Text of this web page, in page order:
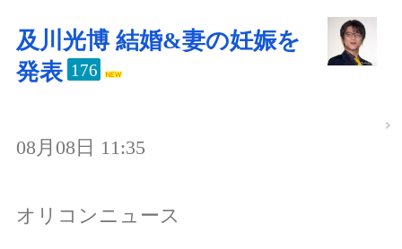
及川光博 結婚&妻の妊娠を
発表 176
08月08日 11:35
オリコンニュース